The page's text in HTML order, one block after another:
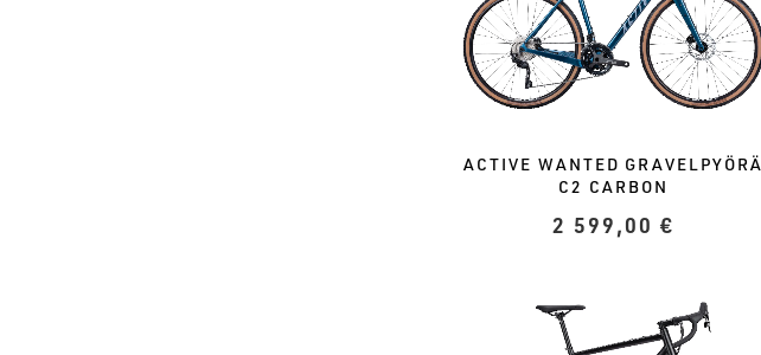
ACTIVE WANTED GRAVELPYÖRÄ
C2 CARBON
2 599,00 €